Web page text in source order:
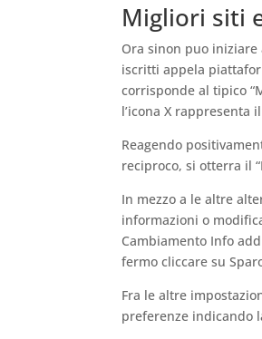
Migliori siti
Ora sinon puo
iscritti appela
corrisponde al tipico
l’icona X rappresenta
Reagendo
reciproco, si otterra il
In mezzo a le altre
informazioni o
Cambiamento Info
fermo cliccare su
Fra le altre
preferenze indicando